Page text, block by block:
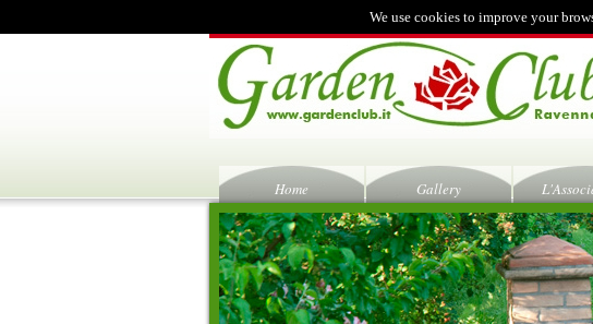
We use cookies to improve your
Home Gallery